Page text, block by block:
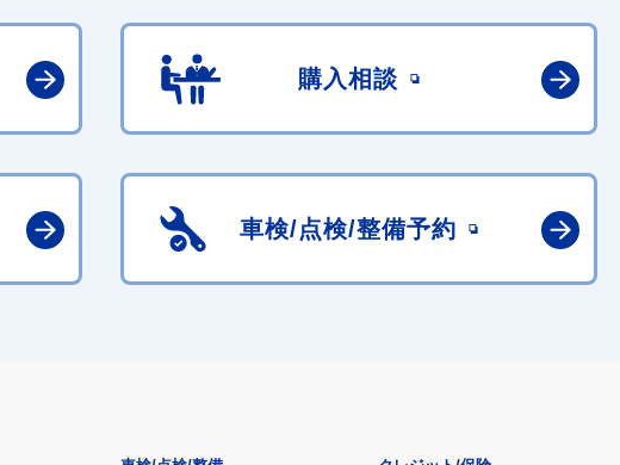
購入相談
車検/点検/整備予約